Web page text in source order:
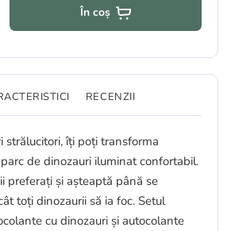
În coș
RECENZII
strălucitori, îți poți transforma
de dinozauri iluminat confortabil.
preferați și așteaptă până se
toți dinozaurii să ia foc. Setul
cu dinozauri și autocolante